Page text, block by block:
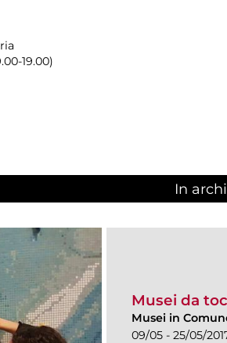
19.00)
In
Musei da
Musei in
09/05 - 25/05/